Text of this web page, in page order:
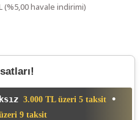
(%5,00 havale indirimi)
3.000 TL üzeri 5 taksit •
9 taksit